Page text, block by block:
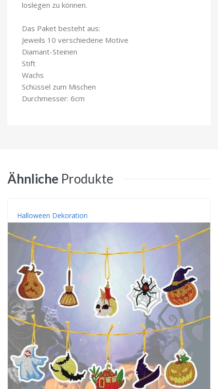
loslegen zu können.
Das Paket besteht aus:
Jeweils 10 verschiedene Motive
Diamant-Steinen
Stift
Wachs
Schüssel zum Mischen
Durchmesser: 6cm
Ähnliche Produkte
Halloween Dekoration